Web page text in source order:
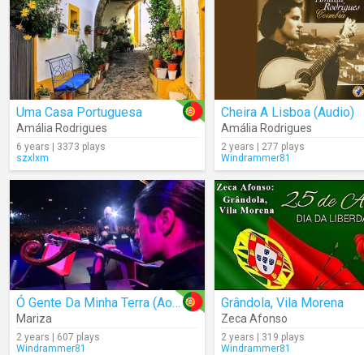
Uma Casa Portuguesa
Amália Rodrigues
6 years | 3373 plays
szxlxm
Cheira A Lisboa (Audio)
Amália Rodrigues
2 years | 277 plays
Windrammer81
Ó Gente Da Minha Terra (Ao Vivo Em Lisboa)
Mariza
2 years | 607 plays
Windrammer81
Grândola, Vila Morena
Zeca Afonso
2 years | 319 plays
Windrammer81